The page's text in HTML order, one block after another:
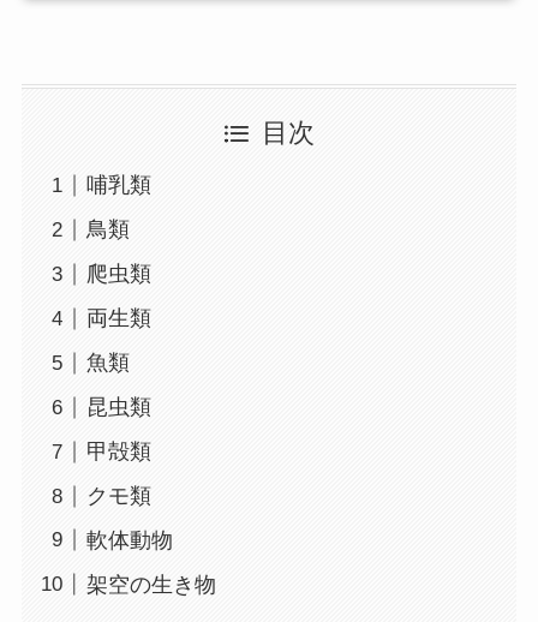
目次
哺乳類
鳥類
爬虫類
両生類
魚類
昆虫類
甲殻類
クモ類
軟体動物
架空の生き物